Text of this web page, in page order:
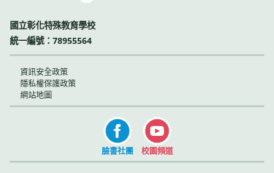
國立彰化特殊教育學校
統一編號：78955564
資訊安全政策
隱私權保護政策
網站地圖
臉書社團 校園頻道